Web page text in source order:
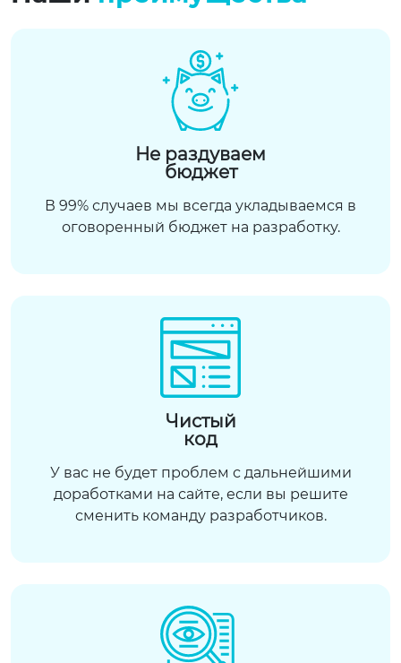
Не раздуваем
бюджет
В 99% случаев мы всегда укладываемся в
оговоренный бюджет на разработку.
Чистый
код
У вас не будет проблем с дальнейшими
доработками на сайте, если вы решите
сменить команду разработчиков.